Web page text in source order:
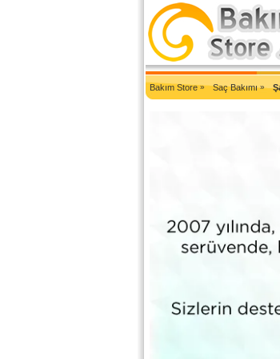
2007'den Beri Türkiye'nin En Güncel
Bakım Store» Saç Bakımı»